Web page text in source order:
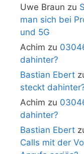
Uwe Braun zu
man sich bei
und 5G
Achim zu
dahinter?
Bastian Ebert
steckt
Achim zu
dahinter?
Bastian Ebert
Calls mit der